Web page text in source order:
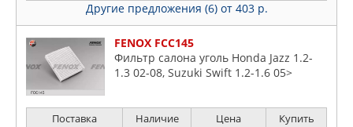
Другие предложения (6) от 403 р.
FENOX FCC145
Фильтр салона уголь Honda Jazz 1.2-
1.3 02-08, Suzuki Swift 1.2-1.6 05>
Поставка Наличие Цена Купить